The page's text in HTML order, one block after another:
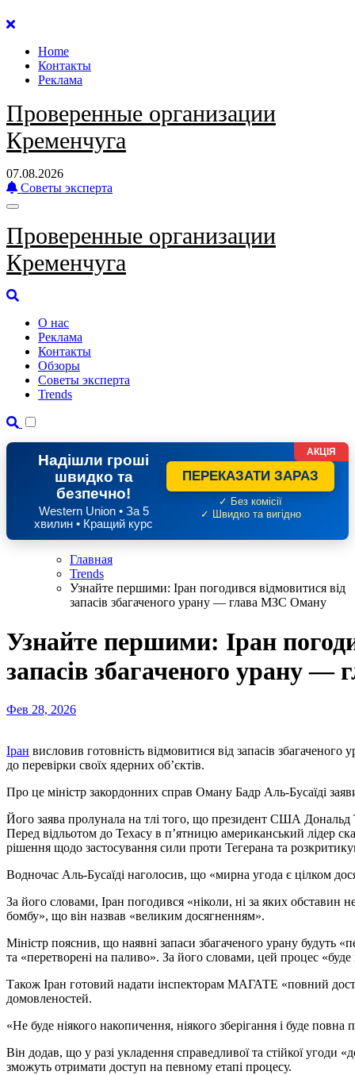
Перейти
содержанию
Home
Контакты
Реклама
Проверенные организации
Кременчуга
07.08.2026
Советы эксперта
Проверенные организации
Кременчуга
О нас
Реклама
Контакты
Обзоры
Советы эксперта
Trends
Надішли гроші
швидко та
безпечно!
Western Union • За 5
хвилин • Кращий курс
ПЕРЕКАЗАТИ ЗАРАЗ
✓ Без комісії
✓ Швидко та вигідно
АКЦІЯ
Главная
Trends
Узнайте першими: Іран погодився відмовитися від
запасів збагаченого урану — глава МЗС Оману
Узнайте першими: Іран
запасів збагаченого урану
Фев 28, 2026
Іран висловив готовність відмовитися від запасів
до перевірки своїх ядерних об’єктів.
Про це міністр закордонних справ Оману Бадр Аль-Бусаїді
Його заява пролунала на тлі того, що президент США Дональд
Перед відльотом до Техасу в п’ятницю американський лідер
рішення щодо застосування сили проти Тегерана та
Водночас Аль-Бусаїді наголосив, що «мирна угода є цілком
За його словами, Іран погодився «ніколи, ні за яких обставин
бомбу», що він назвав «великим досягненням».
Міністр пояснив, що наявні запаси збагаченого урану будуть
та «перетворені на паливо». За його словами, цей процес
Також Іран готовий надати інспекторам МАГАТЕ «повний
домовленостей.
«Не буде ніякого накопичення, ніякого зберігання і буде повна
Він додав, що у разі укладення справедливої та стійкої угоди
зможуть отримати доступ на певному етапі процесу.